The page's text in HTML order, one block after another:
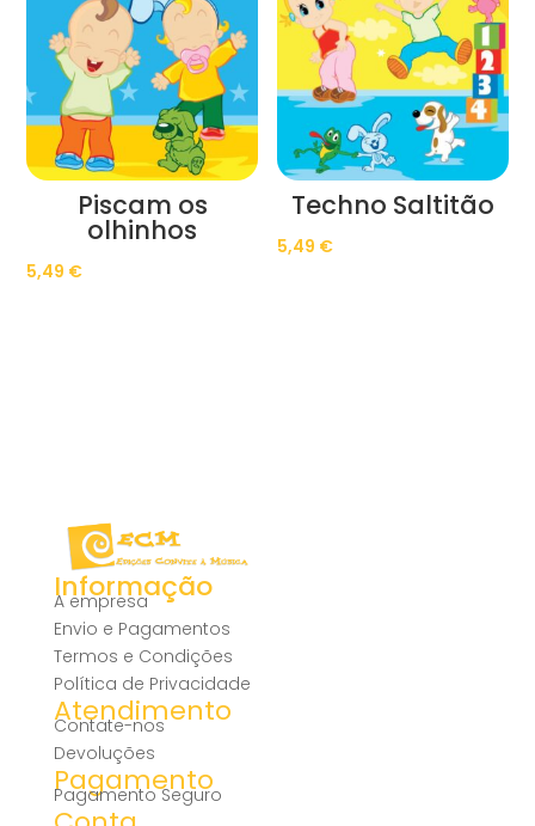
Piscam os
olhinhos
5,49 €
Techno Saltitão
5,49 €
Informação
A empresa
Envio e Pagamentos
Termos e Condições
Política de Privacidade
Atendimento
Contate-nos
Devoluções
Pagamento
Pagamento Seguro